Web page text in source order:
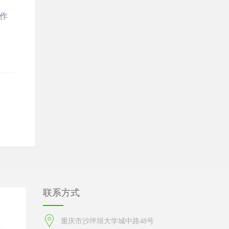
联系方式
重庆市沙坪坝大学城中路48号